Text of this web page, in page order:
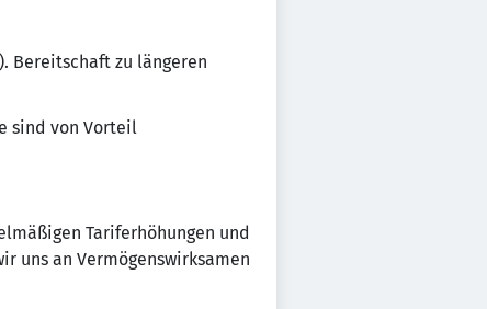
Bereitschaft zu längeren
sind von Vorteil
Tariferhöhungen und
uns an Vermögenswirksamen